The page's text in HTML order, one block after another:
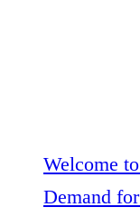
Welcome
Demand